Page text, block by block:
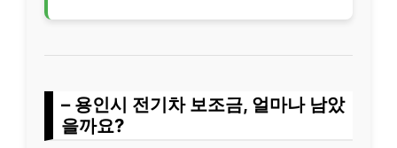
– 용인시 전기차 보조금, 얼마나 남았
을까요?